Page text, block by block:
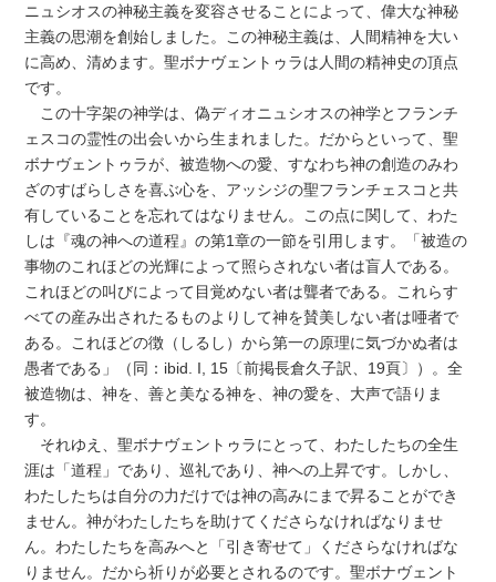
ニュシオスの神秘主義を変容させることによって、偉大な神秘
主義の思潮を創始しました。この神秘主義は、人間精神を大い
に高め、清めます。聖ボナヴェントゥラは人間の精神史の頂点
です。
この十字架の神学は、偽ディオニュシオスの神学とフランチ
ェスコの霊性の出会いから生まれました。だからといって、聖
ボナヴェントゥラが、被造物への愛、すなわち神の創造のみわ
ざのすばらしさを喜ぶ心を、アッシジの聖フランチェスコと共
有していることを忘れてはなりません。この点に関して、わた
しは『魂の神への道程』の第1章の一節を引用します。「被造の
事物のこれほどの光輝によって照らされない者は盲人である。
これほどの叫びによって目覚めない者は聾者である。これらす
べての産み出されたるものよりして神を賛美しない者は唖者で
ある。これほどの徴（しるし）から第一の原理に気づかぬ者は
愚者である」（同：ibid. I, 15〔前掲長倉久子訳、19頁〕）。全
被造物は、神を、善と美なる神を、神の愛を、大声で語りま
す。
それゆえ、聖ボナヴェントゥラにとって、わたしたちの全生
涯は「道程」であり、巡礼であり、神への上昇です。しかし、
わたしたちは自分の力だけでは神の高みにまで昇ることができ
ません。神がわたしたちを助けてくださらなければなりませ
ん。わたしたちを高みへと「引き寄せて」くださらなければな
りません。だから祈りが必要とされるのです。聖ボナヴェント